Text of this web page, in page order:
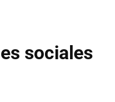
sociales